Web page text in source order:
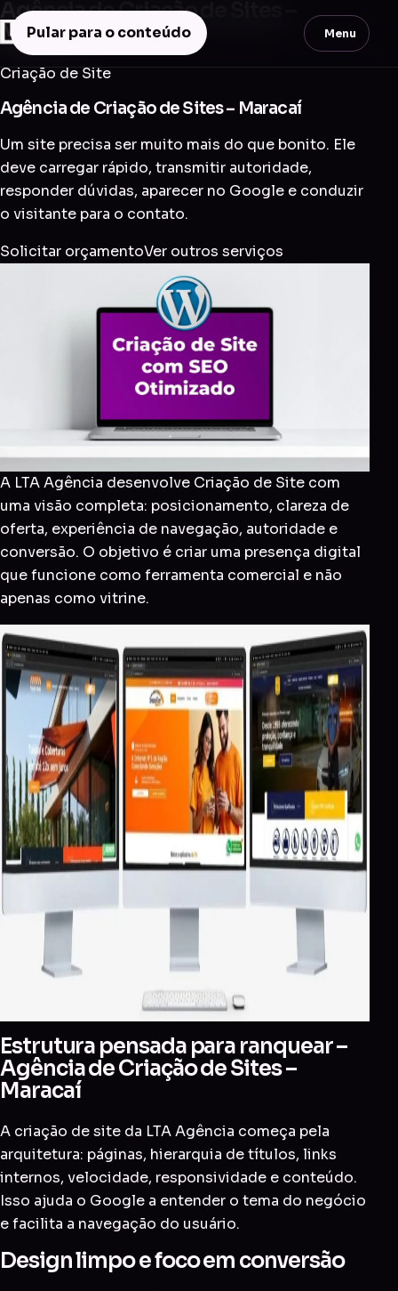
Pular para o conteúdo Menu
Agência de Criação de Sites –
Maracaí
Criação de Site
Agência de Criação de Sites – Maracaí
Um site precisa ser muito mais do que bonito. Ele
deve carregar rápido, transmitir autoridade,
responder dúvidas, aparecer no Google e conduzir
o visitante para o contato.
Solicitar orçamentoVer outros serviços
A LTA Agência desenvolve Criação de Site com
uma visão completa: posicionamento, clareza de
oferta, experiência de navegação, autoridade e
conversão. O objetivo é criar uma presença digital
que funcione como ferramenta comercial e não
apenas como vitrine.
Estrutura pensada para ranquear –
Agência de Criação de Sites –
Maracaí
A criação de site da LTA Agência começa pela
arquitetura: páginas, hierarquia de títulos, links
internos, velocidade, responsividade e conteúdo.
Isso ajuda o Google a entender o tema do negócio
e facilita a navegação do usuário.
Design limpo e foco em conversão